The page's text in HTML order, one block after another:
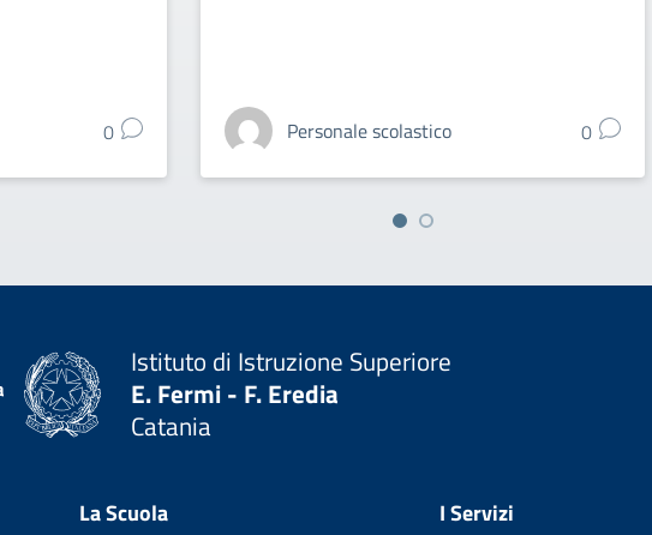
0 Personale scolastico 0
Istituto di Istruzione Superiore
E. Fermi - F. Eredia
Catania
La Scuola I Servizi